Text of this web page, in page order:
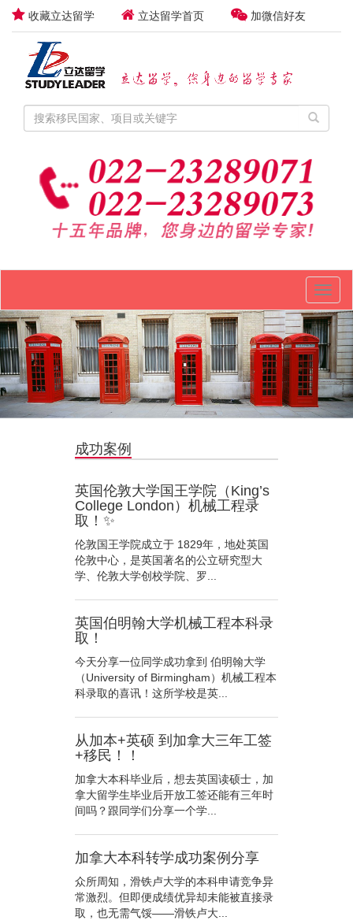
收藏立达留学 立达留学首页 加微信好友
成功案例
英国伦敦大学国王学院（King’s
College London）机械工程录
取！✨
伦敦国王学院成立于 1829年，地处英国
伦敦中心，是英国著名的公立研究型大
学、伦敦大学创校学院、罗...
英国伯明翰大学机械工程本科录
取！
今天分享一位同学成功拿到 伯明翰大学
（University of Birmingham）机械工程本
科录取的喜讯！这所学校是英...
从加本+英硕 到加拿大三年工签
+移民！！
加拿大本科毕业后，想去英国读硕士，加
拿大留学生毕业后开放工签还能有三年时
间吗？跟同学们分享一个学...
加拿大本科转学成功案例分享
众所周知，滑铁卢大学的本科申请竞争异
常激烈。但即便成绩优异却未能被直接录
取，也无需气馁——滑铁卢大...